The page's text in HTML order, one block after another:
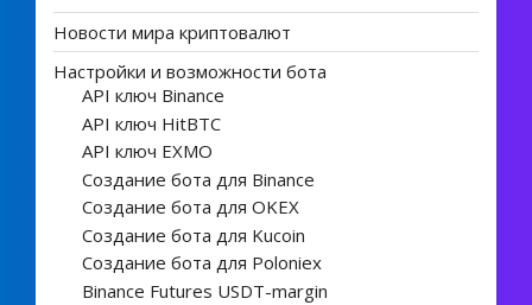
Новости мира криптовалют
Настройки и возможности бота
API ключ Binance
API ключ HitBTC
API ключ EXMO
Создание бота для Binance
Создание бота для OKEX
Создание бота для Kucoin
Создание бота для Poloniex
Binance Futures USDT-margin